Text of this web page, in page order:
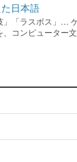
日本語
」「ラスボス」…
コンピューター